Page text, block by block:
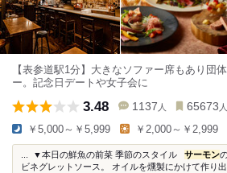
【表参道駅1分】大きなソファー席もあり団
ー。記念日デートや女子会に
3.48 1137 人 65673 人
￥5,000～￥5,999 ￥2,000～￥2,999
... ▼本日の鮮魚の前菜 季節のスタイル サーモン
ビネグレットソース。 オイルを燻製にかけて作り